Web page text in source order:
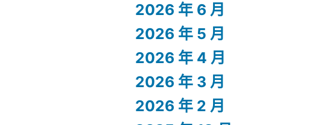
2026 年 6 月
2026 年 5 月
2026 年 4 月
2026 年 3 月
2026 年 2 月